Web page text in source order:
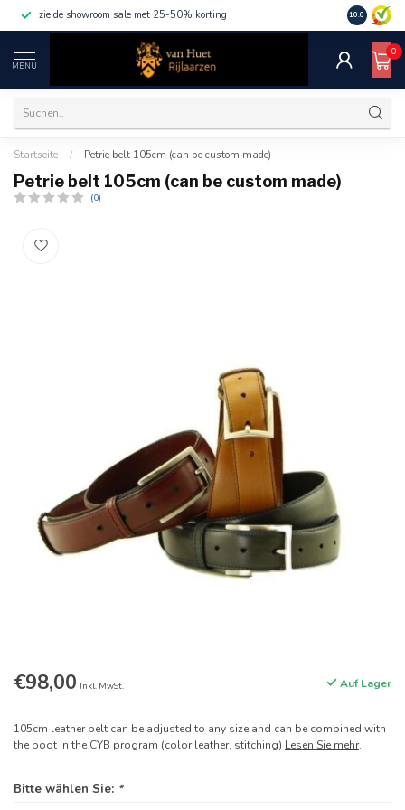
zie de showroom sale met 25-50% korting 10.0
MENU
0
Startseite / Petrie belt 105cm (can be custom made)
Petrie belt 105cm (can be custom made)
(0)
€98,00 Inkl. MwSt. Auf Lager
105cm leather belt can be adjusted to any size and can be combined with
the boot in the CYB program (color leather, stitching) Lesen Sie mehr.
Bitte wählen Sie: *